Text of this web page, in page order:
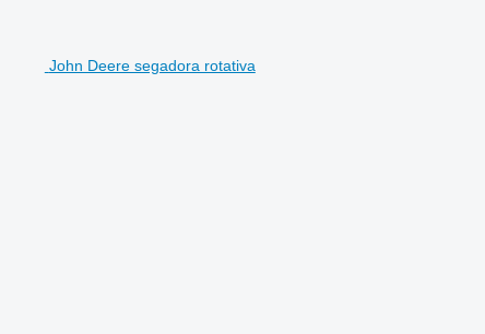
John Deere segadora rotativa